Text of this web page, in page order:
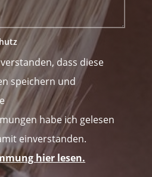
dass diese
speichern und
habe ich gelesen
einverstanden.
hier lesen.